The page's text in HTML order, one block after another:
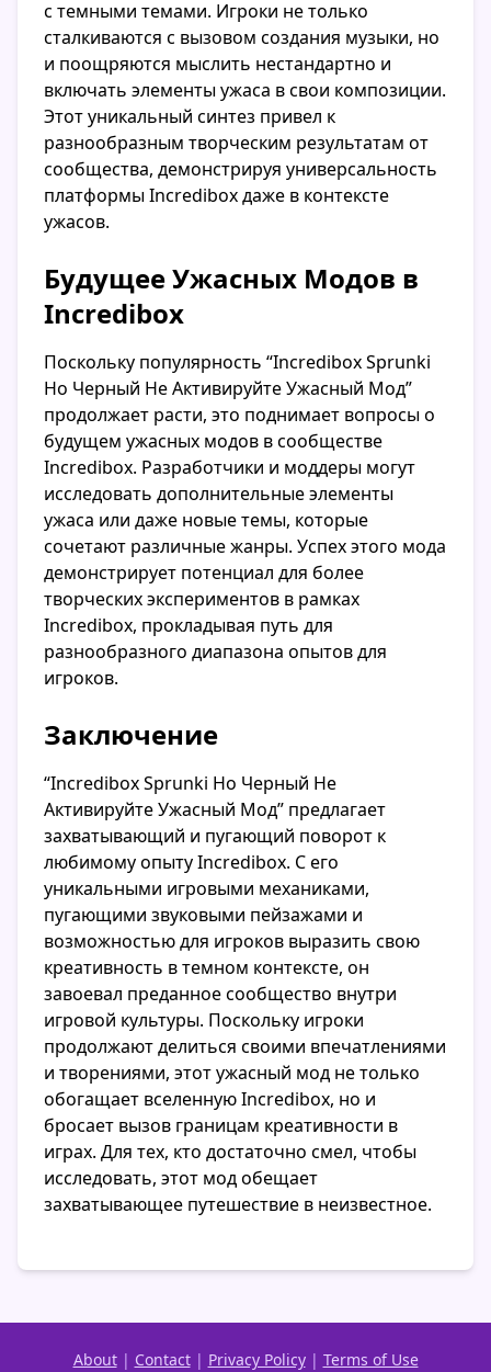
с темными темами. Игроки не только
сталкиваются с вызовом создания музыки, но
и поощряются мыслить нестандартно и
включать элементы ужаса в свои композиции.
Этот уникальный синтез привел к
разнообразным творческим результатам от
сообщества, демонстрируя универсальность
платформы Incredibox даже в контексте
ужасов.
Будущее Ужасных Модов в
Incredibox
Поскольку популярность “Incredibox Sprunki
Но Черный Не Активируйте Ужасный Мод”
продолжает расти, это поднимает вопросы о
будущем ужасных модов в сообществе
Incredibox. Разработчики и моддеры могут
исследовать дополнительные элементы
ужаса или даже новые темы, которые
сочетают различные жанры. Успех этого мода
демонстрирует потенциал для более
творческих экспериментов в рамках
Incredibox, прокладывая путь для
разнообразного диапазона опытов для
игроков.
Заключение
“Incredibox Sprunki Но Черный Не
Активируйте Ужасный Мод” предлагает
захватывающий и пугающий поворот к
любимому опыту Incredibox. С его
уникальными игровыми механиками,
пугающими звуковыми пейзажами и
возможностью для игроков выразить свою
креативность в темном контексте, он
завоевал преданное сообщество внутри
игровой культуры. Поскольку игроки
продолжают делиться своими впечатлениями
и творениями, этот ужасный мод не только
обогащает вселенную Incredibox, но и
бросает вызов границам креативности в
играх. Для тех, кто достаточно смел, чтобы
исследовать, этот мод обещает
захватывающее путешествие в неизвестное.
About| Contact| Privacy Policy| Terms of Use